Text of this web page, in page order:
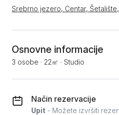
Srebrno jezero, Centar,
Osnovne informacije
3 osobe · 22㎡ · Studio
Način rezervacije
Upit - Možete izvršiti